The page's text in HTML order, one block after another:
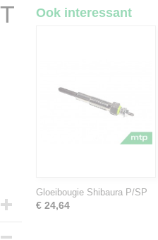
Ook interessant
Gloeibougie Shibaura P/SP
€ 24,64